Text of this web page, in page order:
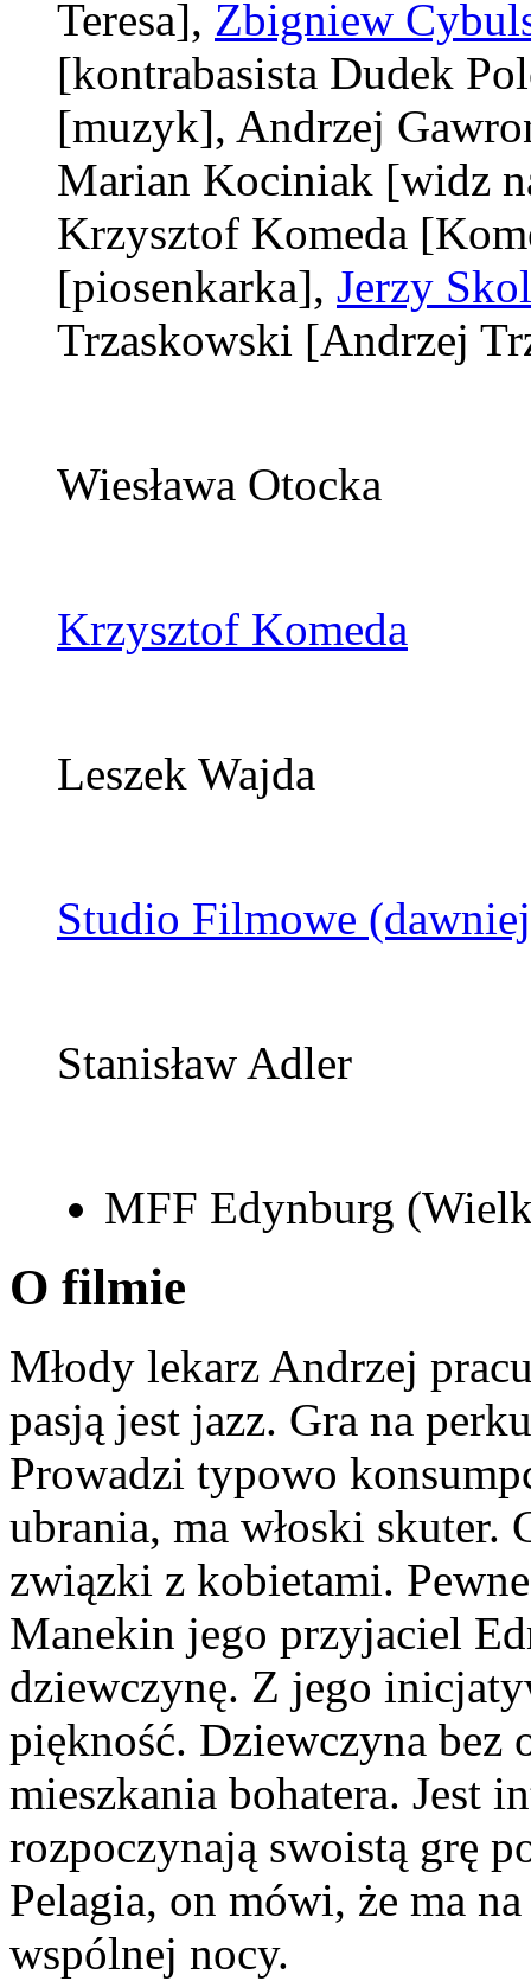
Teresa], Zbigniew
[kontrabasista Dudek
[muzyk], Andrzej
Marian Kociniak [widz
Krzysztof Komeda
[piosenkarka], Jerzy
Trzaskowski [Andrzej
Wiesława Otocka
Krzysztof Komeda
Leszek Wajda
Studio Filmowe
Stanisław Adler
MFF Edynburg
O filmie
Młody lekarz Andrzej
pasją jest jazz. Gra na
Prowadzi typowo
ubrania, ma włoski skuter.
związki z kobietami.
Manekin jego przyjaciel
dziewczynę. Z jego
piękność. Dziewczyna bez
mieszkania bohatera. Jest
rozpoczynają swoistą grę
Pelagia, on mówi, że ma
wspólnej nocy.